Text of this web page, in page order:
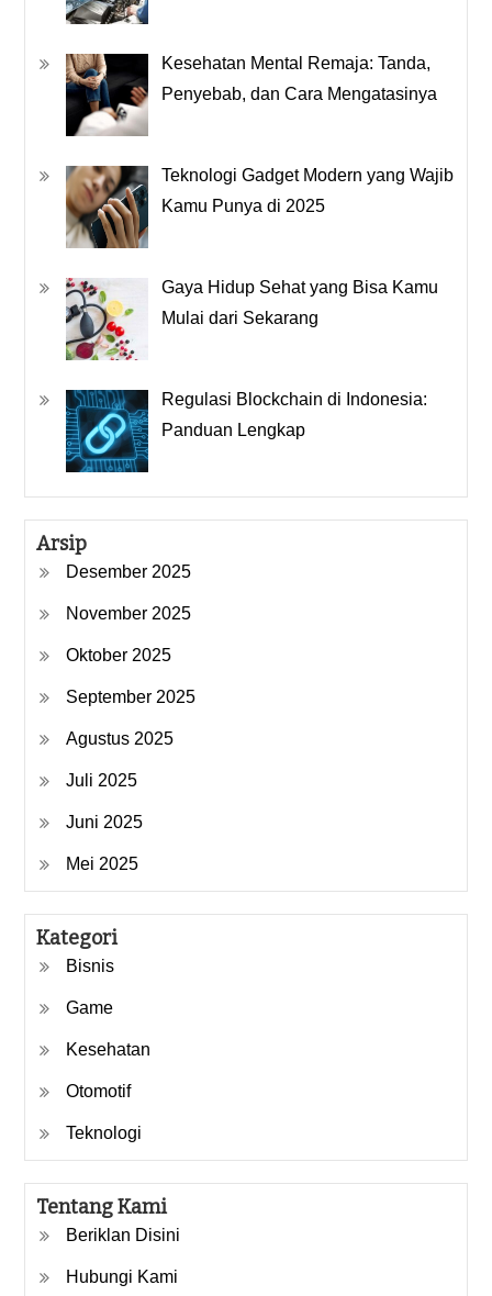
Kesehatan Mental Remaja: Tanda,
Penyebab, dan Cara Mengatasinya
Teknologi Gadget Modern yang Wajib
Kamu Punya di 2025
Gaya Hidup Sehat yang Bisa Kamu
Mulai dari Sekarang
Regulasi Blockchain di Indonesia:
Panduan Lengkap
Arsip
Desember 2025
November 2025
Oktober 2025
September 2025
Agustus 2025
Juli 2025
Juni 2025
Mei 2025
Kategori
Bisnis
Game
Kesehatan
Otomotif
Teknologi
Tentang Kami
Beriklan Disini
Hubungi Kami